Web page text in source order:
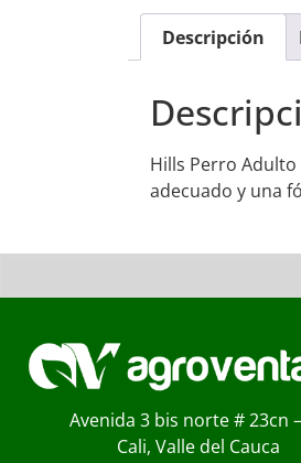
Descripción
Hills Perro
adecuado y una
Avenida 3 bis norte # 23cn
Cali, Valle del Cauca